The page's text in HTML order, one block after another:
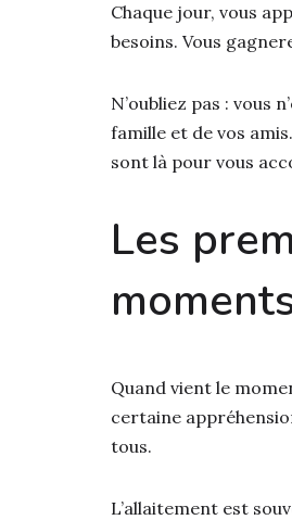
Chaque jour, vous
besoins. Vous
N’oubliez pas : vous
famille et de vos
sont là pour vous
Les
Quand vient le
certaine
tous.
L’allaitement est